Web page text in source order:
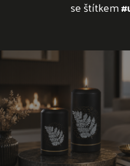
se štítkem